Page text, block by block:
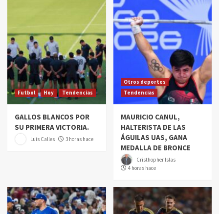
Futbol Hoy Tendencias
GALLOS BLANCOS POR
SU PRIMERA VICTORIA.
Luis Calles 3 horas hace
Otros deportes
Tendencias
MAURICIO CANUL,
HALTERISTA DE LAS
ÁGUILAS UAS, GANA
MEDALLA DE BRONCE
Cristhopher Islas
4 horas hace